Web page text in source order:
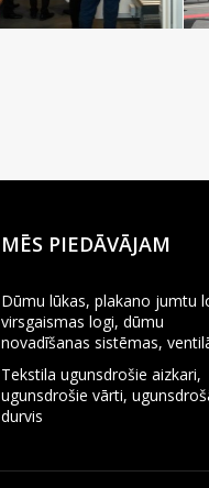
MĒS PIEDĀVĀJAM
Dūmu lūkas, plakano jumtu
virsgaismas logi, dūmu
novadīšanas sistēmas,
Tekstila ugunsdrošie aizkari,
ugunsdrošie vārti,
durvis